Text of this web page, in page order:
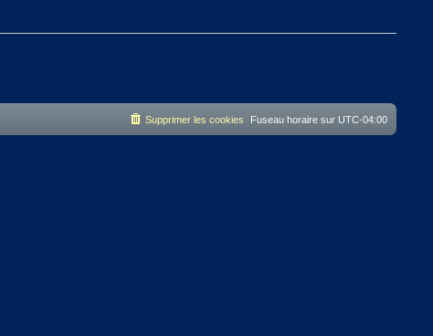
Fuseau horaire sur UTC-04:00
Supprimer les cookies